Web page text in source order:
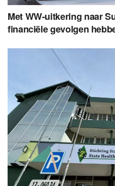
Met WW-uitkering naar
financiële gevolgen